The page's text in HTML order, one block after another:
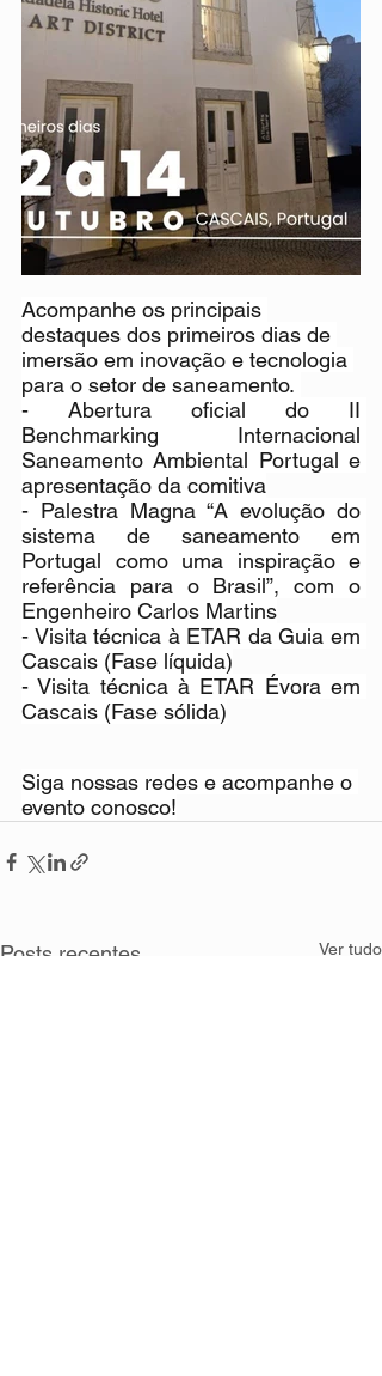
Acompanhe os principais
destaques dos primeiros dias de
imersão em inovação e tecnologia
para o setor de saneamento.
- Abertura oficial do II
Benchmarking Internacional
Saneamento Ambiental Portugal e
apresentação da comitiva
- Palestra Magna “A evolução do
sistema de saneamento em
Portugal como uma inspiração e
referência para o Brasil”, com o
Engenheiro Carlos Martins
- Visita técnica à ETAR da Guia em
Cascais (Fase líquida)
- Visita técnica à ETAR Évora em
Cascais (Fase sólida)
Siga nossas redes e acompanhe o
evento conosco!
Posts recentes Ver tudo